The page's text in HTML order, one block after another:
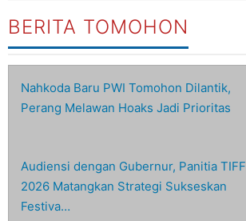
BERITA TOMOHON
Nahkoda Baru PWI Tomohon Dilantik,
Perang Melawan Hoaks Jadi Prioritas
Audiensi dengan Gubernur, Panitia TIFF
2026 Matangkan Strategi Sukseskan
Festiva…